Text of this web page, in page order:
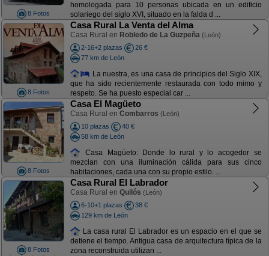
8 Fotos
homologada para 10 personas ubicada en un edificio
solariego del siglo XVI, situado en la falda d ...
8 Fotos
Casa Rural La Venta del Alma
Casa Rural en Robledo de La Guzpeña (León)
2-16+2 plazas
26 €
77 km de León
La nuestra, es una casa de principios del Siglo XIX,
que ha sido recientemente restaurada con todo mimo y
respeto. Se ha puesto especial car ...
8 Fotos
Casa El Magüeto
Casa Rural en Combarros (León)
10 plazas
40 €
58 km de León
Casa Magüeto: Donde lo rural y lo acogedor se
mezclan con una iluminación cálida para sus cinco
habitaciones, cada una con su propio estilo. ...
8 Fotos
Casa Rural El Labrador
Casa Rural en Quilós (León)
6-10+1 plazas
38 €
129 km de León
La casa rural El Labrador es un espacio en el que se
detiene el tiempo. Antigua casa de arquitectura típica de la
zona reconstruida utilizan ...